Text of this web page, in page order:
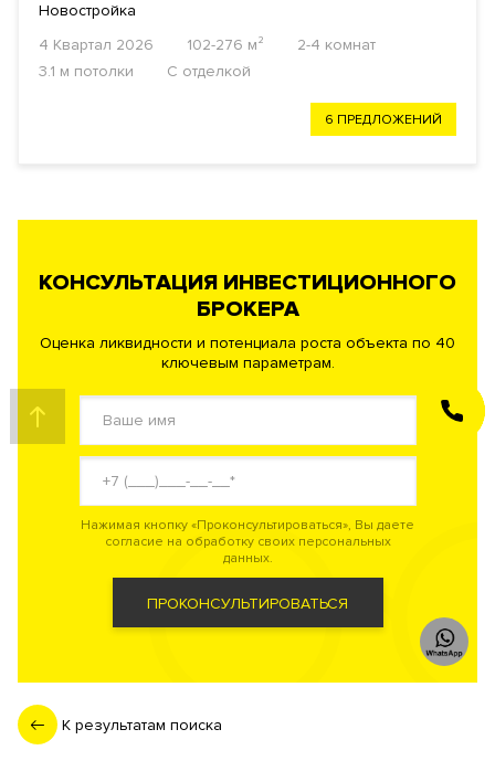
Новостройка
4 Квартал 2026
102-276 м²
2-4 комнат
3.1 м потолки
С отделкой
6 ПРЕДЛОЖЕНИЙ
КОНСУЛЬТАЦИЯ ИНВЕСТИЦИОННОГО
БРОКЕРА
Оценка ликвидности и потенциала роста объекта по 40
ключевым параметрам.
Нажимая кнопку «Проконсультироваться», Вы даете
согласие на обработку своих персональных
данных.
ПРОКОНСУЛЬТИРОВАТЬСЯ
К результатам поиска
ЗАКАЗАТЬ
ЗВОНОК